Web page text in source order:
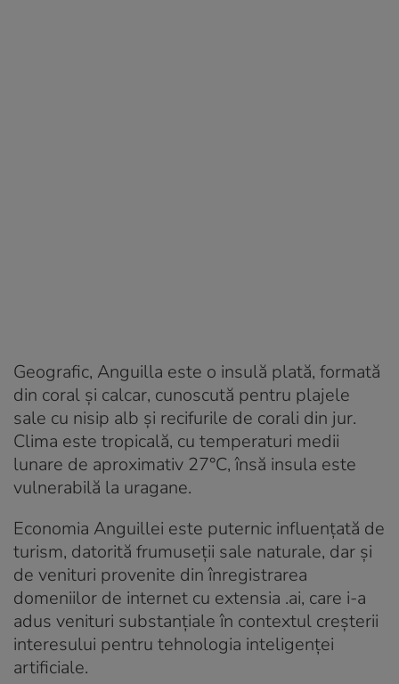
Geografic, Anguilla este o insulă plată, formată
din coral și calcar, cunoscută pentru plajele
sale cu nisip alb și recifurile de corali din jur.
Clima este tropicală, cu temperaturi medii
lunare de aproximativ 27°C, însă insula este
vulnerabilă la uragane.
Economia Anguillei este puternic influențată de
turism, datorită frumuseții sale naturale, dar și
de venituri provenite din înregistrarea
domeniilor de internet cu extensia .ai, care i-a
adus venituri substanțiale în contextul creșterii
interesului pentru tehnologia inteligenței
artificiale.